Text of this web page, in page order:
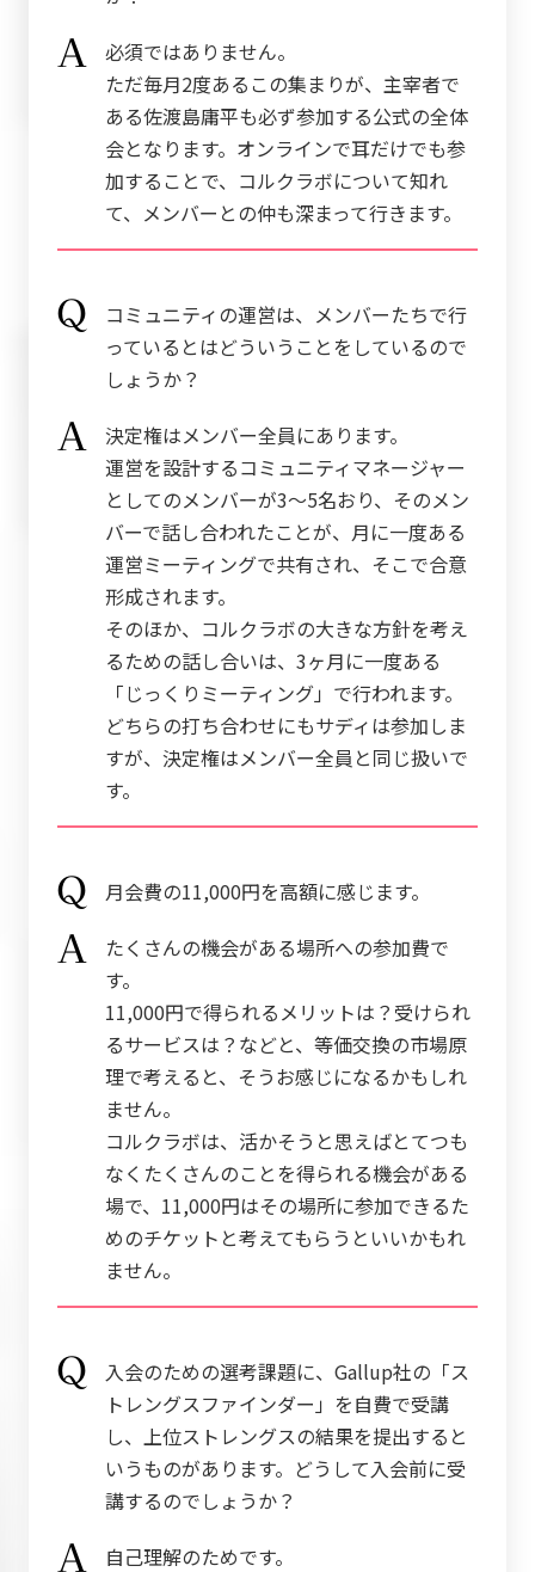
必須ではありません。
ただ毎月2度あるこの集まりが、主宰者で
ある佐渡島庸平も必ず参加する公式の全体
会となります。オンラインで耳だけでも参
加することで、コルクラボについて知れ
て、メンバーとの仲も深まって行きます。
コミュニティの運営は、メンバーたちで行
っているとはどういうことをしているので
しょうか？
決定権はメンバー全員にあります。
運営を設計するコミュニティマネージャー
としてのメンバーが3〜5名おり、そのメン
バーで話し合われたことが、月に一度ある
運営ミーティングで共有され、そこで合意
形成されます。
そのほか、コルクラボの大きな方針を考え
るための話し合いは、3ヶ月に一度ある
「じっくりミーティング」で行われます。
どちらの打ち合わせにもサディは参加しま
すが、決定権はメンバー全員と同じ扱いで
す。
月会費の11,000円を高額に感じます。
たくさんの機会がある場所への参加費で
す。
11,000円で得られるメリットは？受けられ
るサービスは？などと、等価交換の市場原
理で考えると、そうお感じになるかもしれ
ません。
コルクラボは、活かそうと思えばとてつも
なくたくさんのことを得られる機会がある
場で、11,000円はその場所に参加できるた
めのチケットと考えてもらうといいかもれ
ません。
入会のための選考課題に、Gallup社の「ス
トレングスファインダー」を自費で受講
し、上位ストレングスの結果を提出すると
いうものがあります。どうして入会前に受
講するのでしょうか？
自己理解のためです。